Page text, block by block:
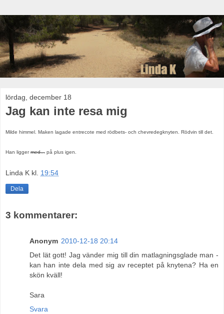
lördag, december 18
Jag kan inte resa mig
Milde himmel. Maken lagade entrecote med rödbets- och chevredegknyten. Rödvin till det.
Han liggermed... på plus igen.
Linda K kl. 19:54
Dela
3 kommentarer:
Anonym 2010-12-18 20:14
Det lät gott! Jag vänder mig till din matlagningsglade man -
kan han inte dela med sig av receptet på knytena? Ha en
skön kväll!
Sara
Svara